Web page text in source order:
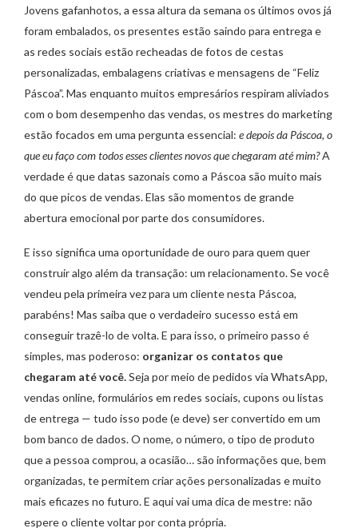
Jovens gafanhotos, a essa altura da semana os últimos ovos já
foram embalados, os presentes estão saindo para entrega e
as redes sociais estão recheadas de fotos de cestas
personalizadas, embalagens criativas e mensagens de “Feliz
Páscoa”. Mas enquanto muitos empresários respiram aliviados
com o bom desempenho das vendas, os mestres do marketing
estão focados em uma pergunta essencial: e depois da Páscoa, o
que eu faço com todos esses clientes novos que chegaram até mim?A
verdade é que datas sazonais como a Páscoa são muito mais
do que picos de vendas. Elas são momentos de grande
abertura emocional por parte dos consumidores.
E isso significa uma oportunidade de ouro para quem quer
construir algo além da transação: um relacionamento. Se você
vendeu pela primeira vez para um cliente nesta Páscoa,
parabéns! Mas saiba que o verdadeiro sucesso está em
conseguir trazê-lo de volta. E para isso, o primeiro passo é
simples, mas poderoso: organizar os contatos que
chegaram até você.Seja por meio de pedidos via WhatsApp,
vendas online, formulários em redes sociais, cupons ou listas
de entrega — tudo isso pode (e deve) ser convertido em um
bom banco de dados. O nome, o número, o tipo de produto
que a pessoa comprou, a ocasião… são informações que, bem
organizadas, te permitem criar ações personalizadas e muito
mais eficazes no futuro. E aqui vai uma dica de mestre: não
espere o cliente voltar por conta própria.